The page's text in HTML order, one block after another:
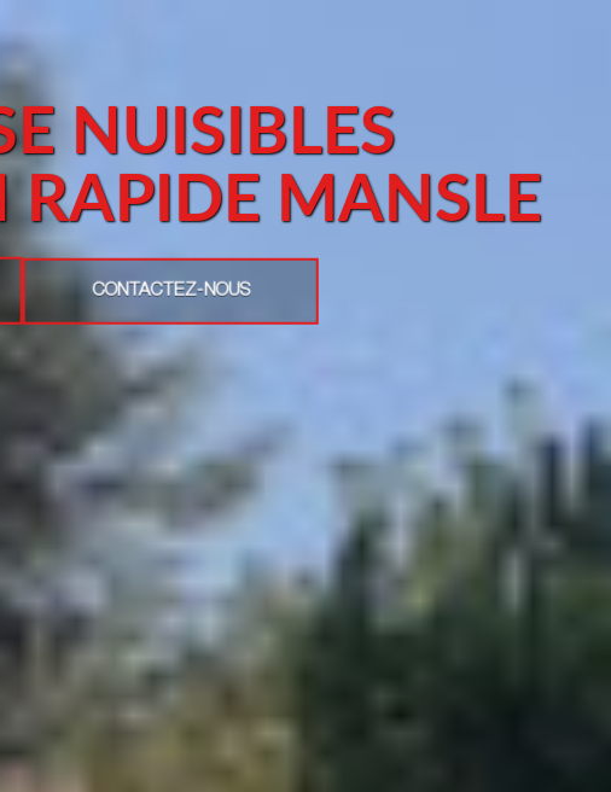
NUISIBLES
MANSLE
CONTACTEZ-NOUS